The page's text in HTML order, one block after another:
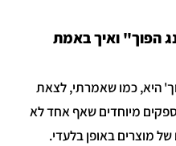
הפוך" ואיך באמת
היא, כמו שאמרתי, לצאת
מיוחדים שאף אחד לא
מוצרים באופן בלעדי.